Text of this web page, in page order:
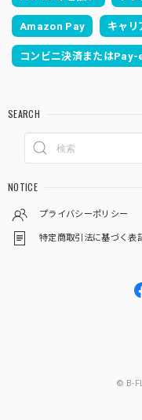
Amazon Pay キャリ
コンビニ決済またはPay-
SEARCH
NOTICE
プライバシーポリシー
特定商取引法に基づく表
© B-